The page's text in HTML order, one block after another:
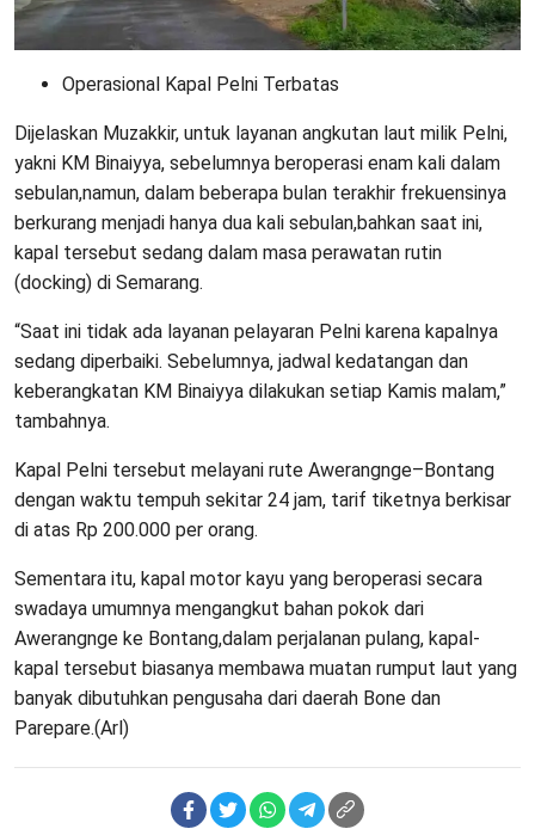
Operasional Kapal Pelni Terbatas
Dijelaskan Muzakkir, untuk layanan angkutan laut milik Pelni,
yakni KM Binaiyya, sebelumnya beroperasi enam kali dalam
sebulan,namun, dalam beberapa bulan terakhir frekuensinya
berkurang menjadi hanya dua kali sebulan,bahkan saat ini,
kapal tersebut sedang dalam masa perawatan rutin
(docking) di Semarang.
“Saat ini tidak ada layanan pelayaran Pelni karena kapalnya
sedang diperbaiki. Sebelumnya, jadwal kedatangan dan
keberangkatan KM Binaiyya dilakukan setiap Kamis malam,”
tambahnya.
Kapal Pelni tersebut melayani rute Awerangnge–Bontang
dengan waktu tempuh sekitar 24 jam, tarif tiketnya berkisar
di atas Rp 200.000 per orang.
Sementara itu, kapal motor kayu yang beroperasi secara
swadaya umumnya mengangkut bahan pokok dari
Awerangnge ke Bontang,dalam perjalanan pulang, kapal-
kapal tersebut biasanya membawa muatan rumput laut yang
banyak dibutuhkan pengusaha dari daerah Bone dan
Parepare.(Arl)